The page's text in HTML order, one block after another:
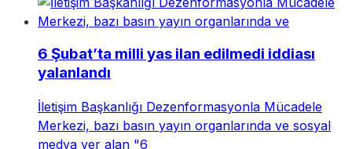
6 Şubat’ta milli yas ilan edilmedi iddiası
yalanlandı
İletişim Başkanlığı Dezenformasyonla Mücadele
Merkezi, bazı basın yayın organlarında ve sosyal
medya yer alan "6